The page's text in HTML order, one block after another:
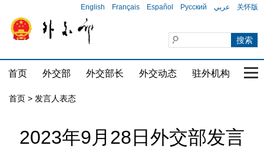
English Français Español Русский عربي 关怀版
首页 外交部 外交部长 外交动态 驻外机构 国
首页 > 发言人表态
2023年9月28日外交部发言